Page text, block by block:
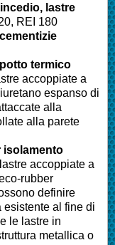
lastre
REI 180
termico
accoppiate a
espanso di
alla
alla parete
isolamento
accoppiate a
rubber
definire
esistente al fine di
le lastre in
metallica o